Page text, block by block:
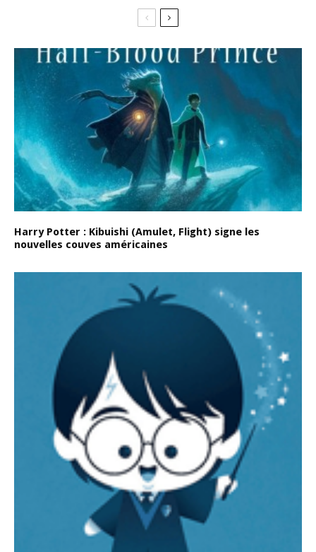
Harry Potter : Kibuishi (Amulet, Flight) signe les
nouvelles couves américaines